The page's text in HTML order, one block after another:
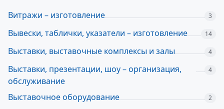
Витражи – изготовление 3
Вывески, таблички, указатели – изготовление 14
Выставки, выставочные комплексы и залы 4
Выставки, презентации, шоу – организация,
обслуживание
4
Выставочное оборудование 2